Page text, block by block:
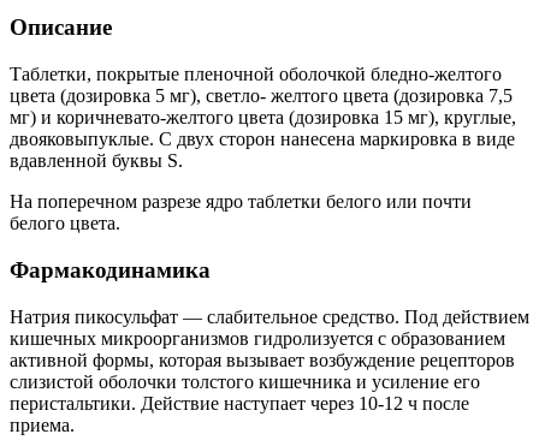
Описание
Таблетки, покрытые пленочной оболочкой бледно-желтого
цвета (дозировка 5 мг), светло- желтого цвета (дозировка 7,5
мг) и коричневато-желтого цвета (дозировка 15 мг), круглые,
двояковыпуклые. С двух сторон нанесена маркировка в виде
вдавленной буквы S.
На поперечном разрезе ядро таблетки белого или почти
белого цвета.
Фармакодинамика
Натрия пикосульфат — слабительное средство. Под действием
кишечных микроорганизмов гидролизуется с образованием
активной формы, которая вызывает возбуждение рецепторов
слизистой оболочки толстого кишечника и усиление его
перистальтики. Действие наступает через 10-12 ч после
приема.